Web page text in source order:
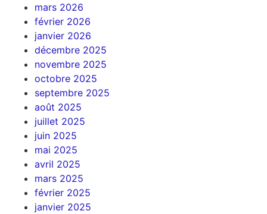
mars 2026
février 2026
janvier 2026
décembre 2025
novembre 2025
octobre 2025
septembre 2025
août 2025
juillet 2025
juin 2025
mai 2025
avril 2025
mars 2025
février 2025
janvier 2025